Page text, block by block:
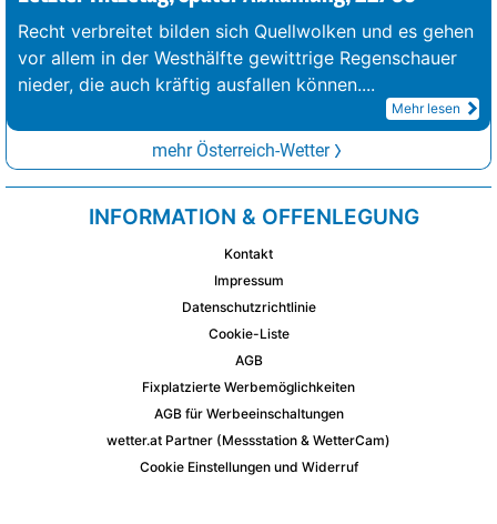
Recht verbreitet bilden sich Quellwolken und es gehen
vor allem in der Westhälfte gewittrige Regenschauer
nieder, die auch kräftig ausfallen können....
Mehr lesen
mehr Österreich-Wetter
INFORMATION & OFFENLEGUNG
Kontakt
Impressum
Datenschutzrichtlinie
Cookie-Liste
AGB
Fixplatzierte Werbemöglichkeiten
AGB für Werbeeinschaltungen
wetter.at Partner (Messstation & WetterCam)
Cookie Einstellungen und Widerruf